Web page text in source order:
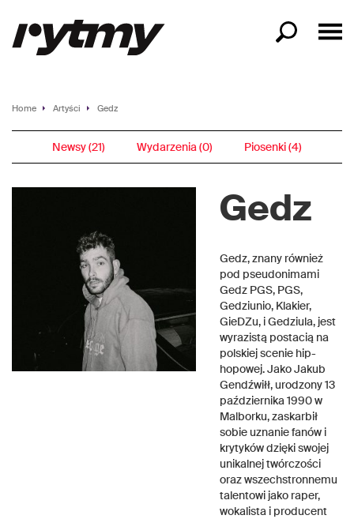
Home Artyści Gedz
Newsy (21) Wydarzenia (0) Piosenki (4)
Gedz
Gedz, znany również
pod pseudonimami
Gedz PGS, PGS,
Gedziunio, Klakier,
GieDZu, i Gedziula, jest
wyrazistą postacią na
polskiej scenie hip-
hopowej. Jako Jakub
Gendźwiłł, urodzony 13
października 1990 w
Malborku, zaskarbił
sobie uznanie fanów i
krytyków dzięki swojej
unikalnej twórczości
oraz wszechstronnemu
talentowi jako raper,
wokalista i producent